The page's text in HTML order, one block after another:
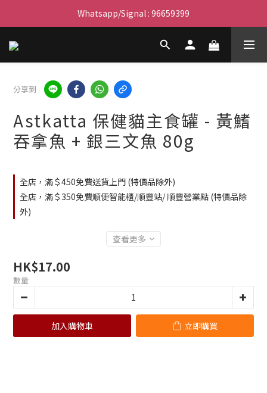
滿$450免費送貨上門 I 滿$350免運 順豐自取
Whatsapp/Signal : 96659399
會員優惠｜購物滿 $100 回贈$3購物金
分享到
Astkatta 保健貓主食罐 - 黃鰭
吞拿魚 + 銀三文魚 80g
全店，滿＄450免費送貨上門 (特價品除外)
全店，滿＄350免費順便智能櫃/順豐站/ 順豐營業點 (特價品除
外)
查看更多
HK$17.00
數量
加入購物車 立即購買